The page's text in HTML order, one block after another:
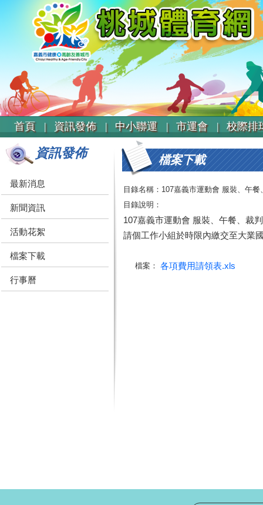
首頁 | 資訊發佈 | 中小聯運 | 市運會 | 校際
資訊發佈
最新消息
新聞資訊
活動花絮
檔案下載
行事曆
檔案下載
目錄名稱：107嘉義市運動會 服裝、午
目錄說明：
107嘉義市運動會 服裝、午餐、裁
請個工作小組於時限內繳交至大業
檔案： 各項費用請領表.xls